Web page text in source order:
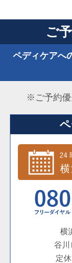
ご
ペディケアへ
※ご予約優
横
谷川
定